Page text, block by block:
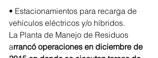
• Estacionamientos para recarga de
vehículos eléctricos y/o híbridos.
La Planta de Manejo de Residuos
arrancó operaciones en diciembre de